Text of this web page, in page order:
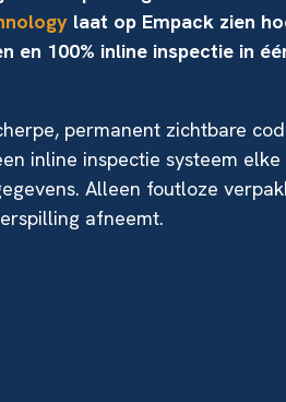
laat op Empack zien
100% inline inspectie in
permanent zichtbare
inline inspectie systeem
Alleen foutloze
afneemt.